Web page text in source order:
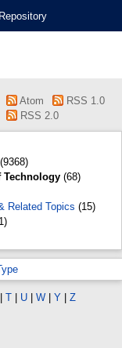
Atom
RSS 1.0
RSS 2.0
(9368)
Technology (68)
Related Topics (15)
T U W Y Z